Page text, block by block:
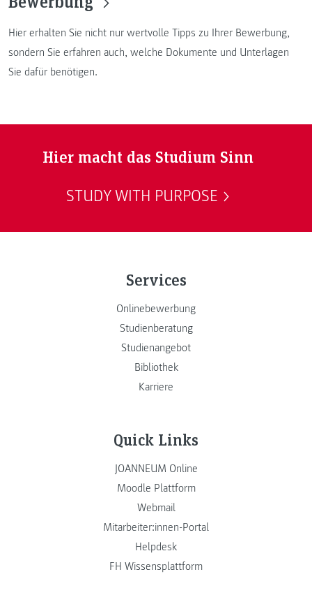
Hier erhalten Sie nicht nur wertvolle Tipps zu Ihrer Bewerbung,
sondern Sie erfahren auch, welche Dokumente und Unterlagen
Sie dafür benötigen.
Hier macht das Studium Sinn
STUDY WITH PURPOSE
Services
Onlinebewerbung
Studienberatung
Studienangebot
Bibliothek
Karriere
Quick Links
JOANNEUM Online
Moodle Plattform
Webmail
Mitarbeiter:innen-Portal
Helpdesk
FH Wissensplattform